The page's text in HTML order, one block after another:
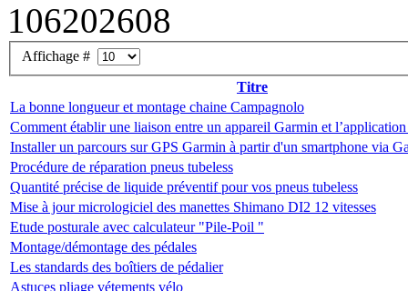
106202608
Affichage #
Titre
La bonne longueur et montage chaine Campagnolo
Comment établir une liaison entre un appareil Garmin et
Installer un parcours sur GPS Garmin à partir d'un smartphone via
Procédure de réparation pneus tubeless
Quantité précise de liquide préventif pour vos pneus tubeless
Mise à jour micrologiciel des manettes Shimano DI2 12 vitesses
Etude posturale avec calculateur "Pile-Poil "
Montage/démontage des pédales
Les standards des boîtiers de pédalier
Astuces pliage vétements vélo